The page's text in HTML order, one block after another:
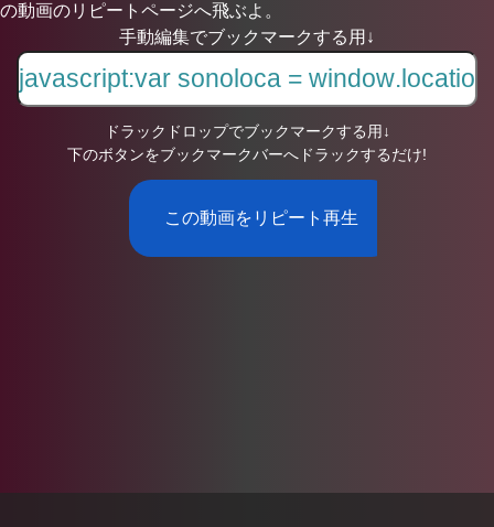
の動画のリピートページへ飛ぶよ。
手動編集でブックマークする用↓
ドラックドロップでブックマークする用↓
下のボタンをブックマークバーへドラックするだけ!
この動画をリピート再生